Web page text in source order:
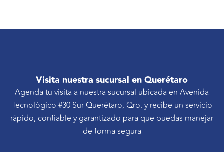
Visita nuestra sucursal en Querétaro
Agenda tu visita a nuestra sucursal ubicada en Avenida
Tecnológico #30 Sur Querétaro, Qro. y recibe un servicio
rápido, confiable y garantizado para que puedas manejar
de forma segura